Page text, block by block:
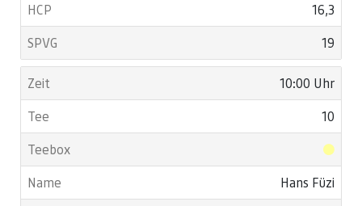
16,3
19
10:00 Uhr
10
Hans Füzi